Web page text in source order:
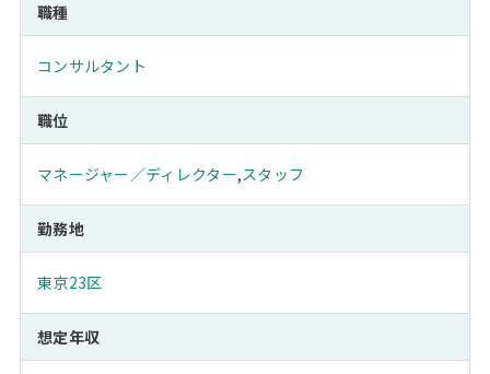
職種
コンサルタント
職位
マネージャー／ディレクター,スタッフ
勤務地
東京23区
想定年収